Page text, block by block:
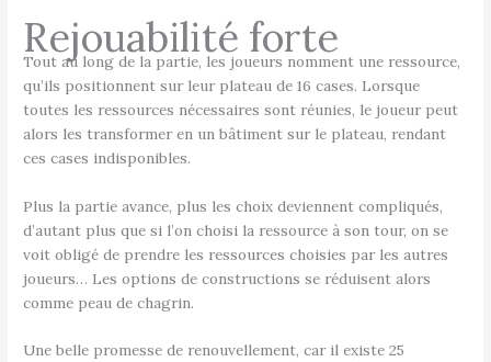
Rejouabilité forte
Tout au long de la partie, les joueurs nomment une ressource,
qu’ils positionnent sur leur plateau de 16 cases. Lorsque
toutes les ressources nécessaires sont réunies, le joueur peut
alors les transformer en un bâtiment sur le plateau, rendant
ces cases indisponibles.
Plus la partie avance, plus les choix deviennent compliqués,
d’autant plus que si l’on choisi la ressource à son tour, on se
voit obligé de prendre les ressources choisies par les autres
joueurs… Les options de constructions se réduisent alors
comme peau de chagrin.
Une belle promesse de renouvellement, car il existe 25